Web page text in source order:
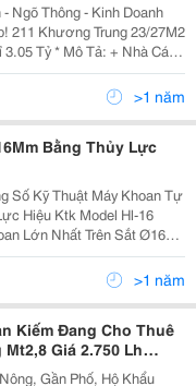
Ngõ Thông - Kinh Doanh
* Mô Tả: + Nhà Cách
Vòng Quanh, Có Thể Kinh
Đều Đẹp, Khu...
>1 năm
Bằng Thủy Lực
Hiệu Ktk Model Hl-16
>1 năm
Kiếm Đang Cho Thuê
Giá 2.750 Lh
Gần Phố, Hộ Khẩu